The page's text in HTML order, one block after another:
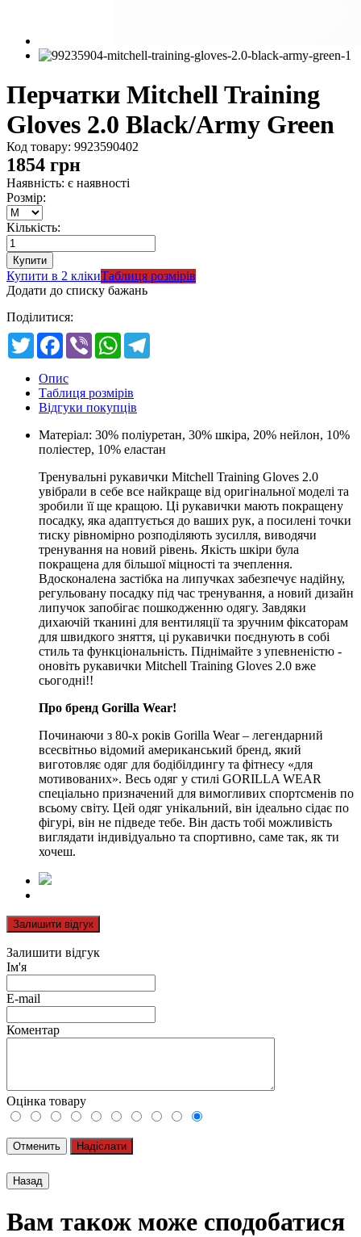
Перчатки Mitchell Training
Gloves 2.0 Black/Army Green
Код товару: 9923590402
1854 грн
Наявність: є наявності
Розмір:
Кількість:
Купити в 2 клікиТаблиця розмірів
Додати до списку бажань
Поділитися:
TwitterFacebook
Viber WhatsApp
Опис
Таблиця розмірів
Відгуки покупців
Матеріал: 30% поліуретан, 30% шкіра, 20% нейлон, 10%
поліестер, 10% еластан
Тренувальні рукавички Mitchell Training Gloves 2.0
увібрали в себе все найкраще від оригінальної моделі та
зробили її ще кращою. Ці рукавички мають покращену
посадку, яка адаптується до ваших рук, а посилені точки
тиску рівномірно розподіляють зусилля, виводячи
тренування на новий рівень. Якість шкіри була
покращена для більшої міцності та зчеплення.
Вдосконалена застібка на липучках забезпечує надійну,
регульовану посадку під час тренування, а новий дизайн
липучок запобігає пошкодженню одягу. Завдяки
дихаючій тканині для вентиляції та зручним фіксаторам
для швидкого зняття, ці рукавички поєднують в собі
стиль та функціональність. Піднімайте з упевненістю -
оновіть рукавички Mitchell Training Gloves 2.0 вже
сьогодні!!
Про бренд Gorilla Wear!
Починаючи з 80-х років Gorilla Wear – легендарний
всесвітньо відомий американський бренд, який
виготовляє одяг для бодібілдингу та фітнесу «для
мотивованих». Весь одяг у стилі GORILLA WEAR
спеціально призначений для вимогливих спортсменів по
всьому світу. Цей одяг унікальний, він ідеально сідає по
фігурі, він не підведе тебе. Він дасть тобі можливість
виглядати індивідуально та спортивно, саме так, як ти
хочеш.
Залишити відгук
Залишити відгук
Ім'я
E-mail
Коментар
Оцінка товару
Отменить Надіслати
Вам також може сподобатися